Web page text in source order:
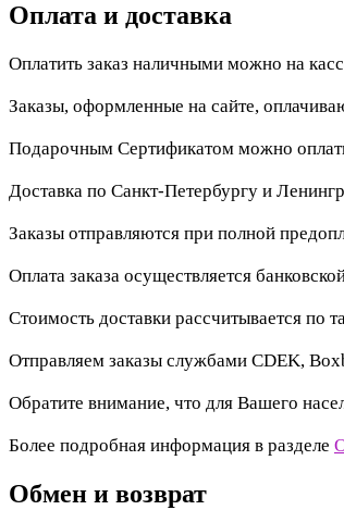
Оплата и доставка
Оплатить заказ наличными можно на
Заказы, оформленные на сайте,
Подарочным Сертификатом можно
Доставка по Санкт-Петербургу и
Заказы отправляются при полной
Оплата заказа осуществляется
Стоимость доставки рассчитывается по
Отправляем заказы службами CDEK,
Обратите внимание, что для Вашего
Более подробная информация в разделе
Обмен и возврат